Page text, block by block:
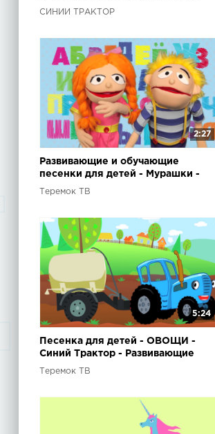
сказка про рабочие машины для
СИНИЙ ТРАКТОР
2:27
Развивающие и обучающие
песенки для детей - Мурашки -
Алфавит (Учим буквы)
Теремок ТВ
5:24
Песенка для детей - ОВОЩИ -
Синий Трактор - Развивающие
мультики для малышей
Теремок ТВ